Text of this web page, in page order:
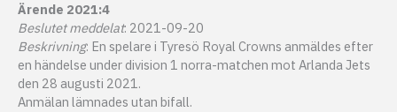
Ärende 2021:4
Beslutet meddelat: 2021-09-20
Beskrivning: En spelare i Tyresö Royal Crowns anmäldes efter
en händelse under division 1 norra-matchen mot Arlanda Jets
den 28 augusti 2021.
Anmälan lämnades utan bifall.